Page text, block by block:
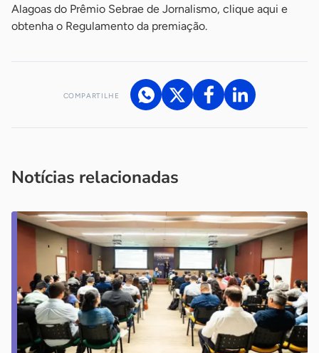
Alagoas do Prêmio Sebrae de Jornalismo, clique aqui e
obtenha o Regulamento da premiação.
COMPARTILHE
Notícias relacionadas